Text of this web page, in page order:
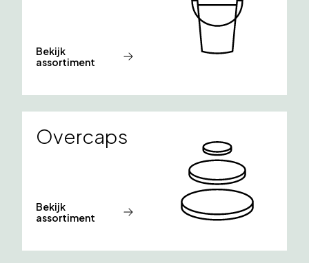
Bekijk
assortiment
Overcaps
Bekijk
assortiment